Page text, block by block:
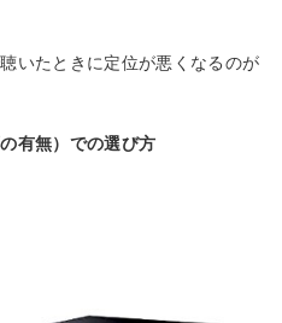
いたときに定位が悪くなるのが
有無）での選び方